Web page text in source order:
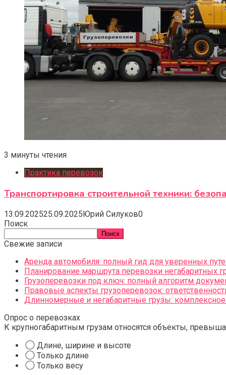
3 минуты чтения
Практика перевозок
Транспортировка строительной техники:
13.09.202525.09.2025 Юрий Силуков0
Поиск
Поиск
Свежие записи
Аренда автомобиля: полный гид для уверенных
Планирование маршрута перевозки негабаритных
Грузоперевозки под ключ: полный алгоритм
Правовые аспекты грузоперевозок:
Длинномерные и негабаритные грузы: комплексное
Опрос о перевозках
К крупногабаритным грузам относятся объекты,
Длине, ширине и высоте
Только длине
Только весу